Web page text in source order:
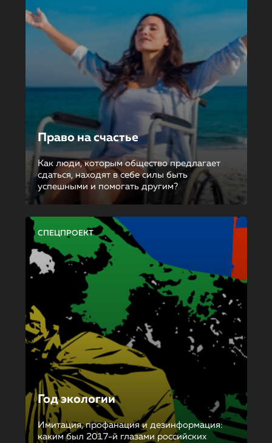
Право на счастье
Как люди, которым общество предлагает
сдаться, находят в себе силы быть
успешными и помогать другим?
СПЕЦПРОЕКТ
Год экологии
Имитация, профанация и дезинформация:
каким был 2017-й глазами российских